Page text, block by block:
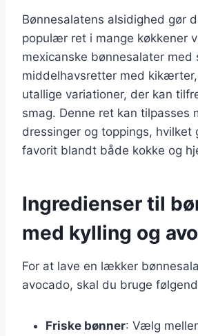
Bønnesalatens alsidighed gør
populær ret i mange køkkener
mexicanske bønnesalater med
middelhavsretter med
utallige variationer, der kan
smag. Denne ret kan tilpasses
dressinger og toppings, hvilket
favorit blandt både kokke og
Ingredienser til
med kylling og
For at lave en lækker
avocado, skal du bruge
Friske bønner: Vælg